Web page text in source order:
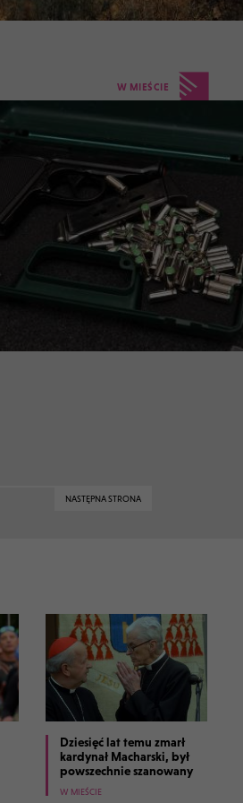
W MIEŚCIE
NASTĘPNA STRONA
Dziesięć lat temu zmarł
kardynał Macharski, był
powszechnie szanowany
W MIEŚCIE